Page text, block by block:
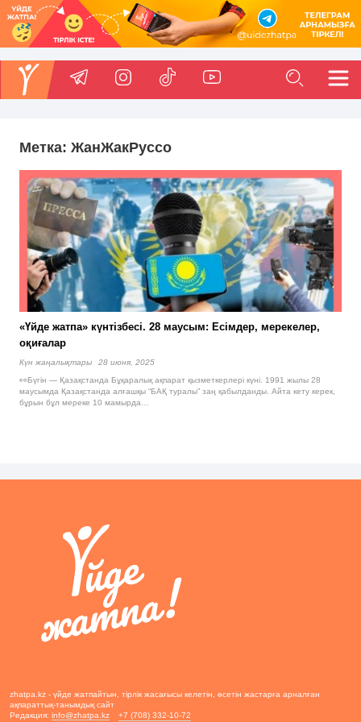
Метка: ЖанЖакРуссо
«Үйде жатпа» күнтізбесі. 28 маусым: Есімдер, мерекелер,
оқиғалар
Күн жаңалықтары
28 июня, 2025
👀Бүгін — Қазақстанда Бұқаралық ақпарат қызметкерлері күні. 1991 жылы 28
маусымда Қазақстанда алғашқы “БАҚ туралы” заң қабылданды. Айта кету керек,
бұрын бұл мереке 10 мамырда…
zhatpa.kz - үйде жатпайтын, тірлік жасағысы келетін, өсетін жастарға арналған
ақпараттық-танымдық сайт
Редакция: info@zhatpa.kz
+7 (708) 332-10-72